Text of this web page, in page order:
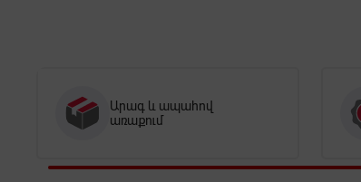
Արագ և ապահով
առաքում